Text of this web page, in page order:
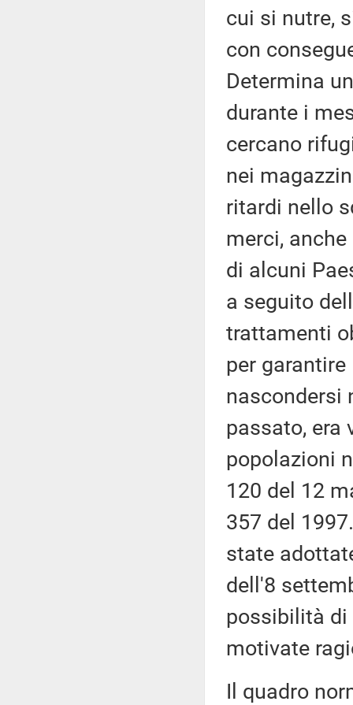
cui si nutre,
con
Determina
durante i
cercano
nei
ritardi nello
merci,
di alcuni
a seguito
trattamenti
per
nascondersi
passato, era
popolazioni
120 del 12
357 del
state
dell'8
possibilità di
motivate
Il quadro